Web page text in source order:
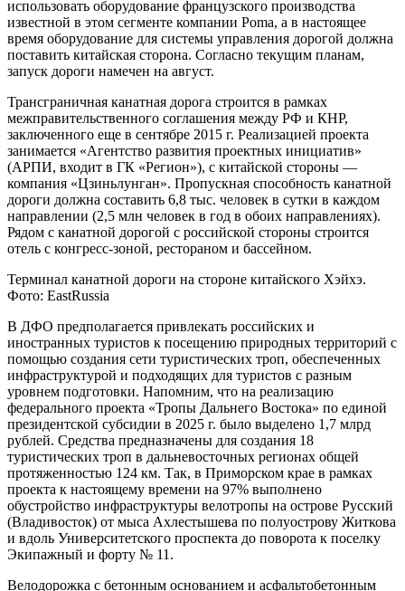
использовать оборудование французского производства
известной в этом сегменте компании Poma, а в настоящее
время оборудование для системы управления дорогой должна
поставить китайская сторона. Согласно текущим планам,
запуск дороги намечен на август.
Трансграничная канатная дорога строится в рамках
межправительственного соглашения между РФ и КНР,
заключенного еще в сентябре 2015 г. Реализацией проекта
занимается «Агентство развития проектных инициатив»
(АРПИ, входит в ГК «Регион»), с китайской стороны —
компания «Цзиньлунган». Пропускная способность канатной
дороги должна составить 6,8 тыс. человек в сутки в каждом
направлении (2,5 млн человек в год в обоих направлениях).
Рядом с канатной дорогой с российской стороны строится
отель с конгресс-зоной, рестораном и бассейном.
Терминал канатной дороги на стороне китайского Хэйхэ.
Фото: EastRussia
В ДФО предполагается привлекать российских и
иностранных туристов к посещению природных территорий с
помощью создания сети туристических троп, обеспеченных
инфраструктурой и подходящих для туристов с разным
уровнем подготовки. Напомним, что на реализацию
федерального проекта «Тропы Дальнего Востока» по единой
президентской субсидии в 2025 г. было выделено 1,7 млрд
рублей. Средства предназначены для создания 18
туристических троп в дальневосточных регионах общей
протяженностью 124 км. Так, в Приморском крае в рамках
проекта к настоящему времени на 97% выполнено
обустройство инфраструктуры велотропы на острове Русский
(Владивосток) от мыса Ахлестышева по полуострову Житкова
и вдоль Университетского проспекта до поворота к поселку
Экипажный и форту № 11.
Велодорожка с бетонным основанием и асфальтобетонным